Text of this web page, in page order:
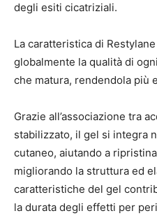
degli esiti cicatriziali.
La caratteristica di
globalmente la qualità di
che matura, rendendola più
Grazie all’associazione tra
stabilizzato, il gel si integra
cutaneo, aiutando a
migliorando la struttura ed
caratteristiche del gel
la durata degli effetti per